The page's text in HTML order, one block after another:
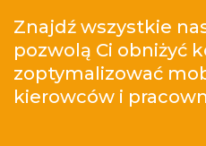
Znajdź wszystkie
pozwolą Ci obniżyć
zoptymalizować
kierowców i